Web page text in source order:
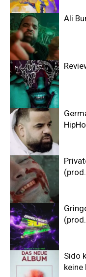
Ali
Sido
keine